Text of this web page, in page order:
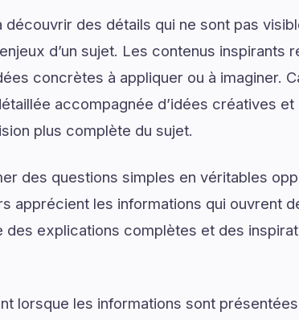
des détails qui ne sont pas
d’un sujet. Les contenus inspirants
concrètes à appliquer ou à imaginer.
accompagnée d’idées créatives et
plus complète du sujet.
des questions simples en véritables
apprécient les informations qui ouvrent
explications complètes et des
lorsque les informations sont